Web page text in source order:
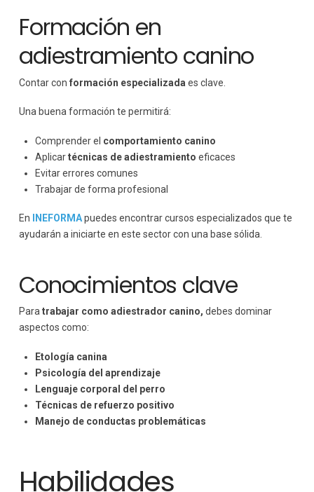
Formación en
adiestramiento canino
Contar con formación especializada es clave.
Una buena formación te permitirá:
Comprender el comportamiento canino
Aplicartécnicas de adiestramientoeficaces
Evitar errores comunes
Trabajar de forma profesional
En INEFORMApuedes encontrar cursos especializados que te
ayudarán a iniciarte en este sector con una base sólida.
Conocimientos clave
Paratrabajar como adiestrador canino, debes dominar
aspectos como:
Etología canina
Psicología del aprendizaje
Lenguaje corporal del perro
Técnicas de refuerzo positivo
Manejo de conductas problemáticas
Habilidades